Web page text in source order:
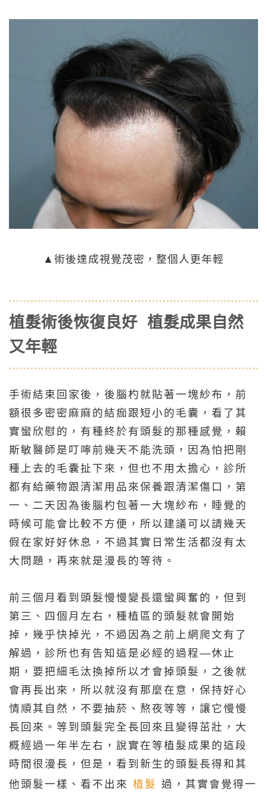
▲術後達成視覺茂密，整個人更年輕
植髮術後恢復良好 植髮成果自然
又年輕
手術結束回家後，後腦杓就貼著一塊紗布，前
額很多密密麻麻的結痂跟短小的毛囊，看了其
實蠻欣慰的，有種終於有頭髮的那種感覺，賴
斯敏醫師是叮嚀前幾天不能洗頭，因為怕把剛
種上去的毛囊扯下來，但也不用太擔心，診所
都有給藥物跟清潔用品來保養跟清潔傷口，第
一、二天因為後腦杓包著一大塊紗布，睡覺的
時候可能會比較不方便，所以建議可以請幾天
假在家好好休息，不過其實日常生活都沒有太
大問題，再來就是漫長的等待。
前三個月看到頭髮慢慢變長還蠻興奮的，但到
第三、四個月左右，種植區的頭髮就會開始
掉，幾乎快掉光，不過因為之前上網爬文有了
解過，診所也有告知這是必經的過程—休止
期，要把細毛汰換掉所以才會掉頭髮，之後就
會再長出來，所以就沒有那麼在意，保持好心
情順其自然，不要抽菸、熬夜等等，讓它慢慢
長回來。等到頭髮完全長回來且變得茁壯，大
概經過一年半左右，說實在等植髮成果的這段
時間很漫長，但是，看到新生的頭髮長得和其
他頭髮一樣、看不出來 植髮 過，其實會覺得一